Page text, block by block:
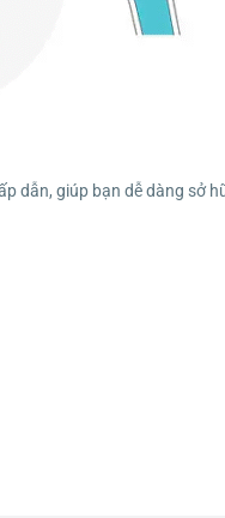
dẫn, giúp bạn dễ dàng sở